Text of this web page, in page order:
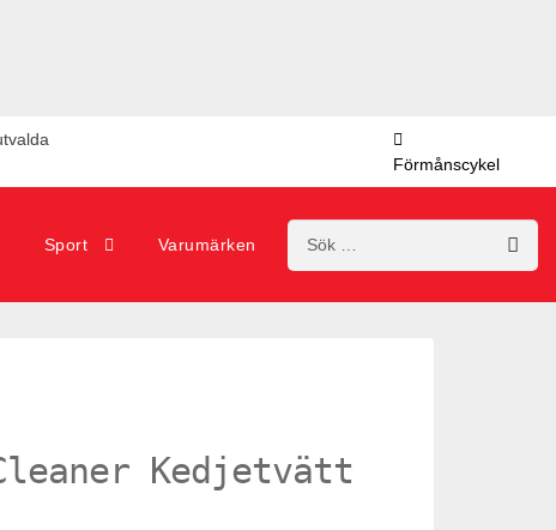
Förmånscykel
Sport Varumärken
Sök
efter:
Kedjetvätt